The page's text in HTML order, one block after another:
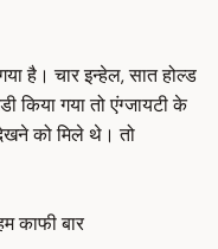
है। चार इन्हेल, सात होल्ड
गया तो एंग्जायटी के
को मिले थे। तो
काफी बार